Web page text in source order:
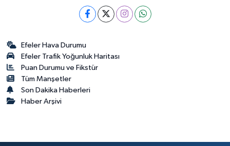
Efeler Hava Durumu
Efeler Trafik Yoğunluk Haritası
Puan Durumu ve Fikstür
Tüm Manşetler
Son Dakika Haberleri
Haber Arşivi